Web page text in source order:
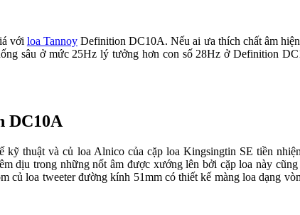
với loa TannoyDefinition DC10A. Nếu ai ưa thích chất âm
sâu ở mức 25Hz lý tưởng hơn con số 28Hz ở Definition
DC10A
thuật và củ loa Alnico của cặp loa Kingsingtin SE tiền
dịu trong những nốt âm được xướng lên bởi cặp loa này
loa tweeter đường kính 51mm có thiết kế màng loa dạng